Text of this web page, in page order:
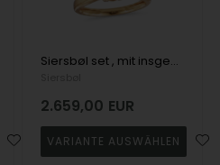
Siersbøl set , mit insgesamt 2,10 ct Top Wesselston VS2
2.659,00 EUR